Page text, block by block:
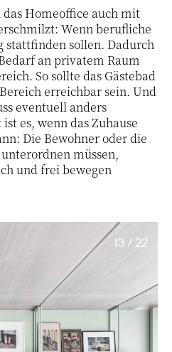
Homeoffice auch mit
Wenn berufliche
stattfinden sollen. Dadurch
an privatem Raum
So sollte das Gästebad
erreichbar sein. Und
eventuell anders
es, wenn das Zuhause
Die Bewohner oder die
müssen,
und frei bewegen
13 / 22